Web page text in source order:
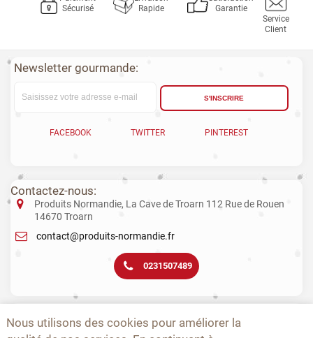
Sécurisé
Rapide
Garantie
Service
Client
Newsletter gourmande:
S'INSCRIRE
FACEBOOK TWITTER PINTEREST
Contactez-nous:
Produits Normandie, La Cave de Troarn 112 Rue de Rouen
14670 Troarn
contact@produits-normandie.fr
0231507489
Nous utilisons des cookies pour améliorer la
pour la santé. La consommation de boissons alcoolisées pendant la